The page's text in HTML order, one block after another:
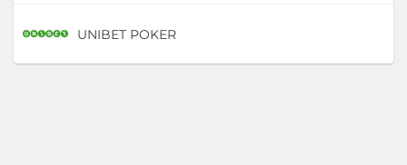
UNIBET POKER